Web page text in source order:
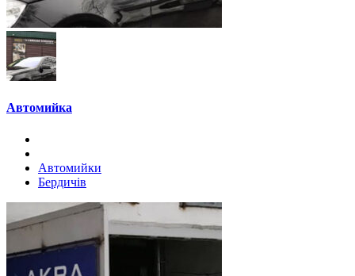
Автомийка
Автомийки
Бердичів